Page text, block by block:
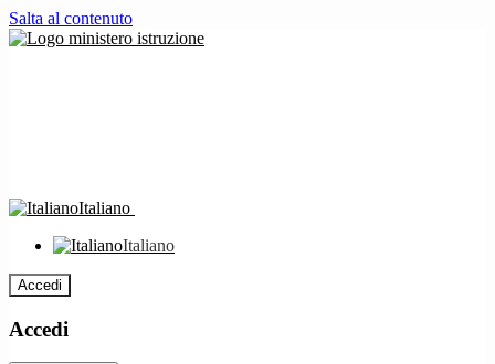
Salta al contenuto
Italiano
Italiano
Accedi
Accedi